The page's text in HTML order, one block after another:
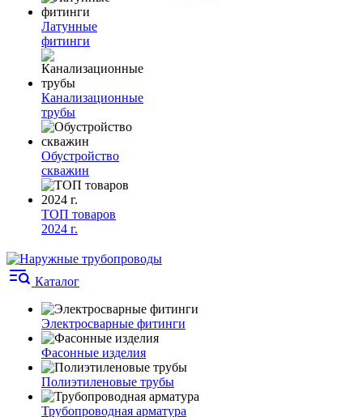
Латунные
фитинги
Канализационные
трубы
Обустройство
скважин
ТОП товаров
2024 г.
Каталог
Электросварные фитинги
Фасонные изделия
Полиэтиленовые трубы
Трубопроводная арматура